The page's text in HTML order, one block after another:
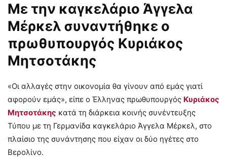
Με την καγκελάριο Άγγελα
Μέρκελ συναντήθηκε ο
πρωθυπουργός Κυριάκος
Μητσοτάκης
«Οι αλλαγές στην οικονομία θα γίνουν από εμάς γιατί
αφορούν εμάς», είπε ο Έλληνας πρωθυπουργός Κυριάκος
Μητσοτάκης κατά τη διάρκεια κοινής συνέντευξης
Τύπου με τη Γερμανίδα καγκελάριο Άγγελα Μέρκελ, στο
πλαίσιο της συνάντησης που είχαν οι δύο ηγέτες στο
Βερολίνο.